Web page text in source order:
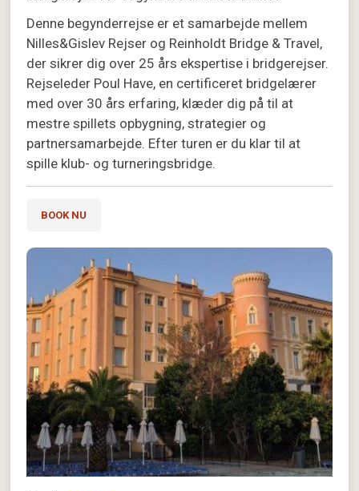
Denne begynderrejse er et samarbejde mellem
Nilles&Gislev Rejser og Reinholdt Bridge & Travel,
der sikrer dig over 25 års ekspertise i bridgerejser.
Rejseleder Poul Have, en certificeret bridgelærer
med over 30 års erfaring, klæder dig på til at
mestre spillets opbygning, strategier og
partnersamarbejde. Efter turen er du klar til at
spille klub- og turneringsbridge.
BOOK NU